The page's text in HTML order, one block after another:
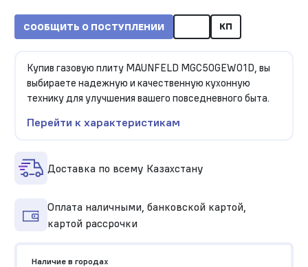
СООБЩИТЬ О ПОСТУПЛЕНИИ КП
Купив газовую плиту MAUNFELD MGC50GEW01D, вы
выбираете надежную и качественную кухонную
технику для улучшения вашего повседневного быта.
Перейти к характеристикам
Доставка по всему Казахстану
Оплата наличными, банковской картой,
картой рассрочки
Наличие в городах